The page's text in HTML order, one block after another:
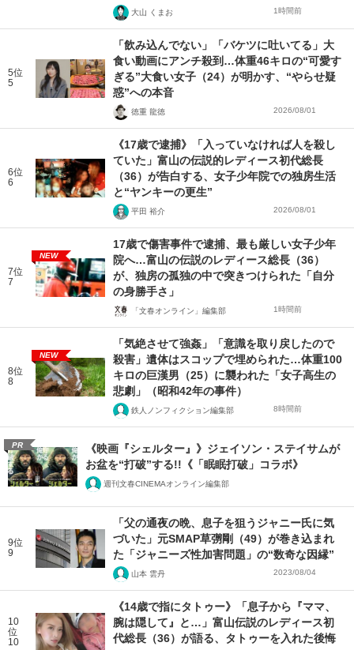
大山 くまお 1時間前
5位
5
「飲み込んでない」「バケツに吐いてる」大
食い動画にアンチ殺到…体重46キロの“可愛す
ぎる”大食い女子（24）が明かす、“やらせ疑
惑”への本音
徳重 龍徳 2026/08/01
6位
6
《17歳で逮捕》「入っていなければ人を殺し
ていた」富山の伝説的レディース初代総長
（36）が告白する、女子少年院での独房生活
と“ヤンキーの更生”
平田 裕介 2026/08/01
7位
7
NEW
17歳で傷害事件で逮捕、最も厳しい女子少年
院へ…富山の伝説のレディース総長（36）
が、独房の孤独の中で突きつけられた「自分
の身勝手さ」
「文春オンライン」編集部 1時間前
8位
8
NEW
「気絶させて強姦」「意識を取り戻したので
殺害」遺体はスコップで埋められた…体重100
キロの巨漢男（25）に襲われた「女子高生の
悲劇」（昭和42年の事件）
鉄人ノンフィクション編集部 8時間前
PR
《映画『シェルター』》ジェイソン・ステイサムが
お盆を“打破”する!!《「眠眠打破」コラボ》
週刊文春CINEMAオンライン編集部
9位
9
「父の通夜の晩、息子を狙うジャニー氏に気
づいた」元SMAP草彅剛（49）が巻き込まれ
た「ジャニーズ性加害問題」の“数奇な因縁”
山本 雲丹 2023/08/04
10
位
10
《14歳で指にタトゥー》「息子から『ママ、
腕は隠して』と…」富山伝説のレディース初
代総長（36）が語る、タトゥーを入れた後悔